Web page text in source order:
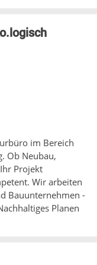
im Bereich
Ob Neubau,
Projekt
Wir arbeiten
Bauunternehmen -
Planen